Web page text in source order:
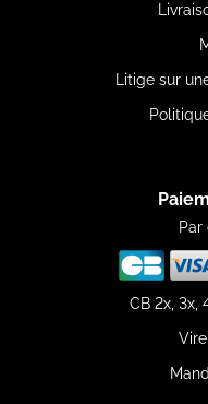
Litige sur
CB 2x, 3x,